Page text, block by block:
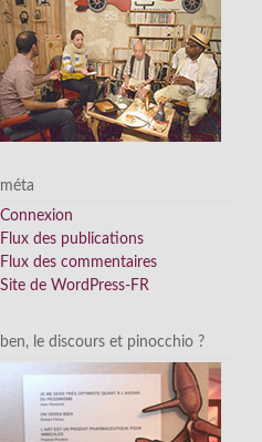
méta
Connexion
Flux des publications
Flux des commentaires
Site de WordPress-FR
ben, le discours et pinocchio ?